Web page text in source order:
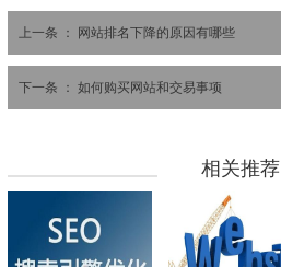
上一条 ： 网站排名下降的原因有哪些
下一条 ： 如何购买网站和交易事项
相关推荐